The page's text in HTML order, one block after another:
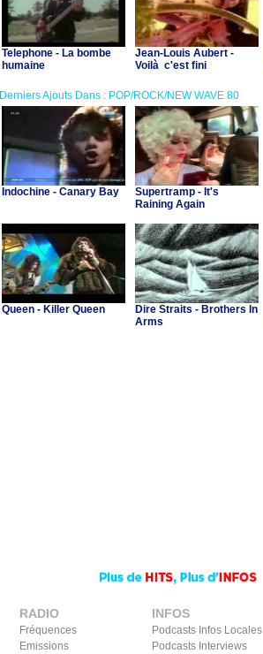
Telephone - La bombe
humaine
Jean-Louis Aubert -
Voilà c'est fini
Derniers Ajouts Dans : POP/ROCK/NEW WAVE 80
Indochine - Canary Bay
Supertramp - It's
Raining Again
Queen - Killer Queen
Dire Straits - Brothers In
Arms
RADIO
Fréquences
Emissions
INFOS
Podcasts Infos Locales
Podcasts Interviews